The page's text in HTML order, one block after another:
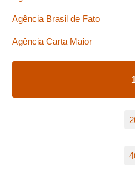
Agência Brasil de Fato
Agência Carta Maior